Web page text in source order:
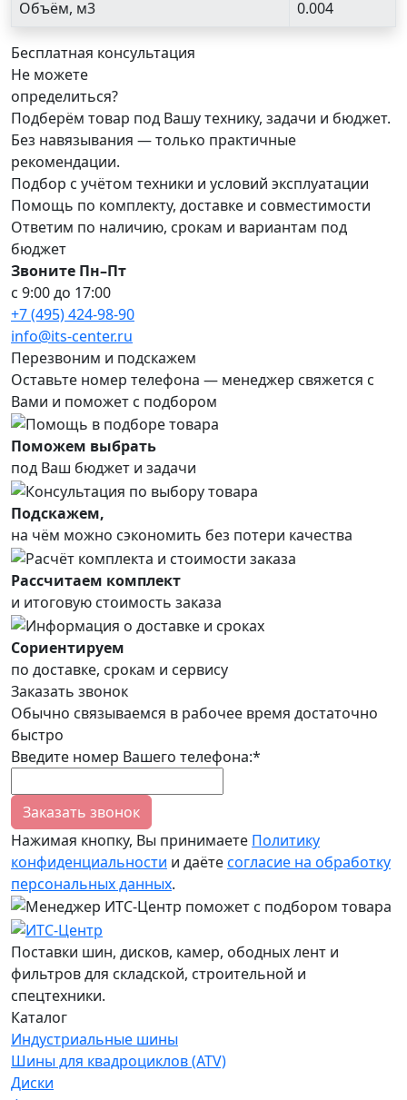
Объём, м3
0.004
Бесплатная консультация
Не можете
определиться?
Подберём товар под Вашу технику, задачи и бюджет.
Без навязывания — только практичные
рекомендации.
Подбор с учётом техники и условий эксплуатации
Помощь по комплекту, доставке и совместимости
Ответим по наличию, срокам и вариантам под
бюджет
Звоните Пн–Пт
с 9:00 до 17:00
+7 (495) 424-98-90
info@its-center.ru
Перезвоним и подскажем
Оставьте номер телефона — менеджер свяжется с
Вами и поможет с подбором
Поможем выбрать
под Ваш бюджет и задачи
Подскажем,
на чём можно сэкономить без потери качества
Рассчитаем комплект
и итоговую стоимость заказа
Сориентируем
по доставке, срокам и сервису
Заказать звонок
Обычно связываемся в рабочее время достаточно
быстро
Введите номер Вашего телефона:*
Заказать звонок
Нажимая кнопку, Вы принимаете Политику
конфиденциальности и даётесогласие на обработку
персональных данных.
Поставки шин, дисков, камер, ободных лент и
фильтров для складской, строительной и
спецтехники.
Каталог
Индустриальные шины
Шины для квадроциклов (ATV)
Диски